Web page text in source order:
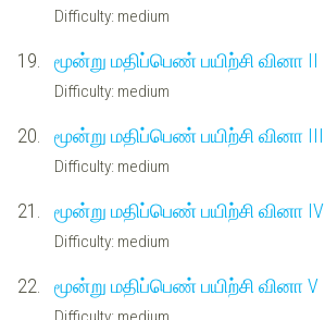
Difficulty: medium
19. மூன்று மதிப்பெண் பயிற்சி வினா II
Difficulty: medium
20. மூன்று மதிப்பெண் பயிற்சி வினா III
Difficulty: medium
21. மூன்று மதிப்பெண் பயிற்சி வினா IV
Difficulty: medium
22. மூன்று மதிப்பெண் பயிற்சி வினா V